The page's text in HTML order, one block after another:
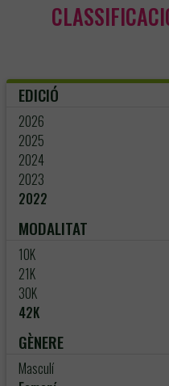
EDICIÓ
2026
2025
2024
2023
2022
MODALITAT
10K
21K
30K
42K
GÈNERE
Masculí